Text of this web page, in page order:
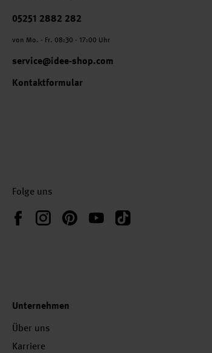
Telefonnummer
05251 2882 282
von Mo. - Fr. 08:30 - 17:00 Uhr
service@idee-shop.com
Kontaktformular
Folge uns
FacebookInstagramPinterestYouTubeTikTok
Unternehmen
Über uns
Karriere